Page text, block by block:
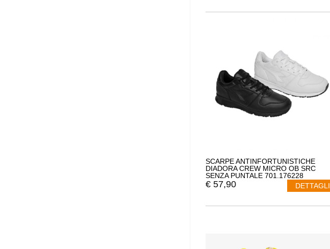
SCARPE ANTINFORTUNISTICHE
DIADORA CREW MICRO OB SRC
SENZA PUNTALE 701.176228
€ 57,90 DETTAGLI